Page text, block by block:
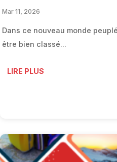
Mar 11, 2026
Dans ce nouveau monde
être bien classé...
LIRE PLUS